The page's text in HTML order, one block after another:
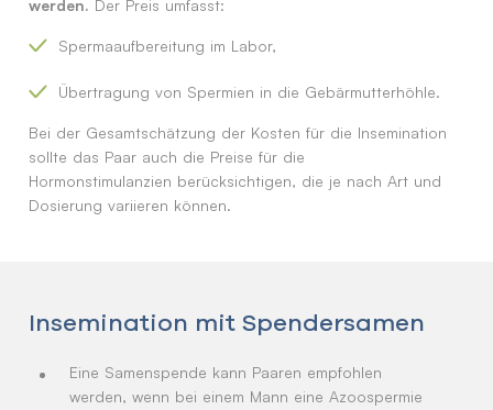
werden. Der Preis umfasst:
Spermaaufbereitung im Labor,
Übertragung von Spermien in die Gebärmutterhöhle.
Bei der Gesamtschätzung der Kosten für die Insemination
sollte das Paar auch die Preise für die
Hormonstimulanzien berücksichtigen, die je nach Art und
Dosierung variieren können.
Insemination mit Spendersamen
Eine Samenspende kann Paaren empfohlen
werden, wenn bei einem Mann eine Azoospermie